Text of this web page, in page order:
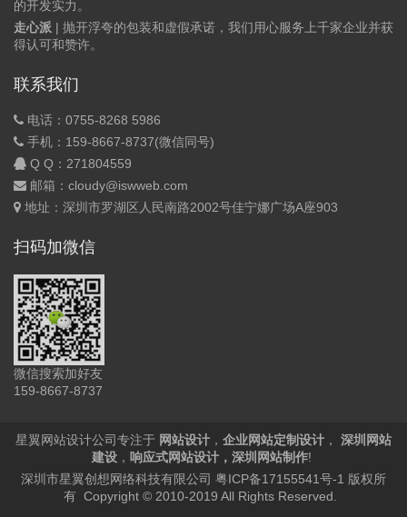
的开发实力。
走心派 | 抛开浮夸的包装和虚假承诺，我们用心服务上千家企业并获
得认可和赞许。
联系我们
电话：0755-8268 5986
手机：159-8667-8737(微信同号)
Q Q： 271804559
邮箱：cloudy@iswweb.com
地址：深圳市罗湖区人民南路2002号佳宁娜广场A座903
扫码加微信
微信搜索加好友
159-8667-8737
星翼网站设计公司专注于 网站设计 ， 企业网站定制设计 ，
深圳网站
建设 ， 响应式网站设计 ， 深圳网站制作!
深圳市星翼创想网络科技有限公司 粤ICP备17155541号-1 版权所
有 Copyright © 2010-2019 All Rights Reserved.